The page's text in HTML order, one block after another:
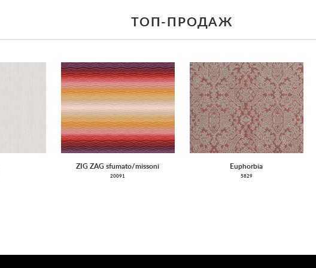
ТОП-ПРОДАЖ
ZIG ZAG sfumato/missoni
20091
Euphorbia
5829